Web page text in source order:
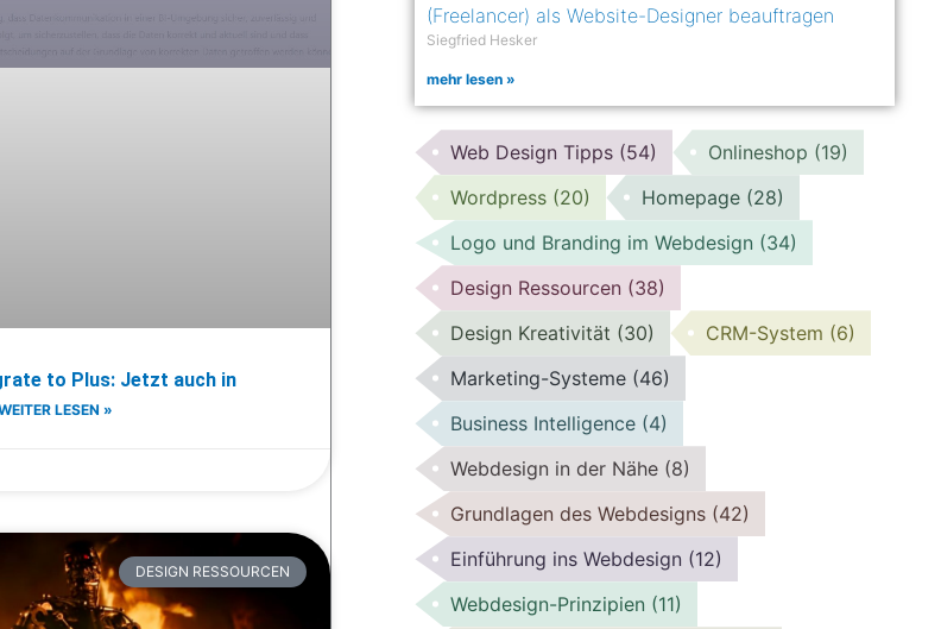
to Plus: Jetzt auch in
LESEN »
DESIGN RESSOURCEN
(Freelancer) als Website-Designer beauftragen
Siegfried Hesker
mehr lesen »
Web Design Tipps (54) Onlineshop (19)
Wordpress (20) Homepage (28)
Logo und Branding im Webdesign (34)
Design Ressourcen (38)
Design Kreativität (30) CRM-System (6)
Marketing-Systeme (46)
Business Intelligence (4)
Webdesign in der Nähe (8)
Grundlagen des Webdesigns (42)
Einführung ins Webdesign (12)
Webdesign-Prinzipien (11)